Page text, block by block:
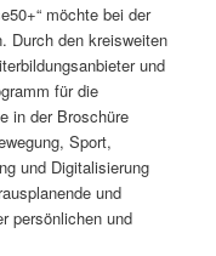
möchte bei der
Durch den kreisweiten
und
für die
in der Broschüre
Sport,
und Digitalisierung
und
persönlichen und